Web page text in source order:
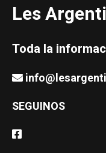
Les
Toda la
SEGUINOS